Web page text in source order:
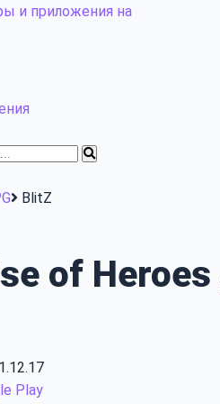
BlitZ
of
Play